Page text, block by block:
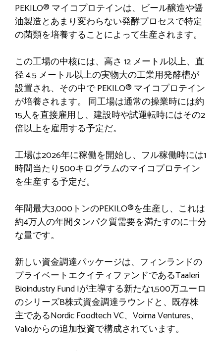
PEKILO® マイコプロテインは、ビール醸造や醤
油製造とあまり変わらない発酵プロセスで特定
の菌類を培養することによって生産されます。
この工場の中核には、高さ 12 メートル以上、直
径 4.5 メートル以上の実物大の工業用発酵槽が
設置され、その中で PEKILO® マイコプロテイン
が培養されます。 同工場は通常の操業時には約
15人を直接雇用し、建設時や試運転時にはその2
倍以上を雇用する予定だ。
工場は2026年に稼働を開始し、フル稼働時には1
時間当たり500キログラムのマイコプロテイン
を生産する予定だ。
年間最大3,000トンのPEKILO®を生産し、これは
約4万人の年間タンパク質需要を満たすのに十分
な量です。
新しい資金調達パッケージは、フィンランドの
プライベートエクイティファンドであるTaaleri
Bioindustry Fund Iが主導する新たな1,500万ユーロ
のシリーズB株式資金調達ラウンドと、既存株
主であるNordic Foodtech VC、Voima Ventures、
Valioからの追加投資で構成されています。